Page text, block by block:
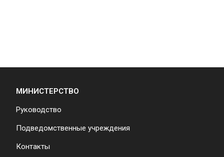
МИНИСТЕРСТВО
Руководство
Подведомственные учреждения
Контакты